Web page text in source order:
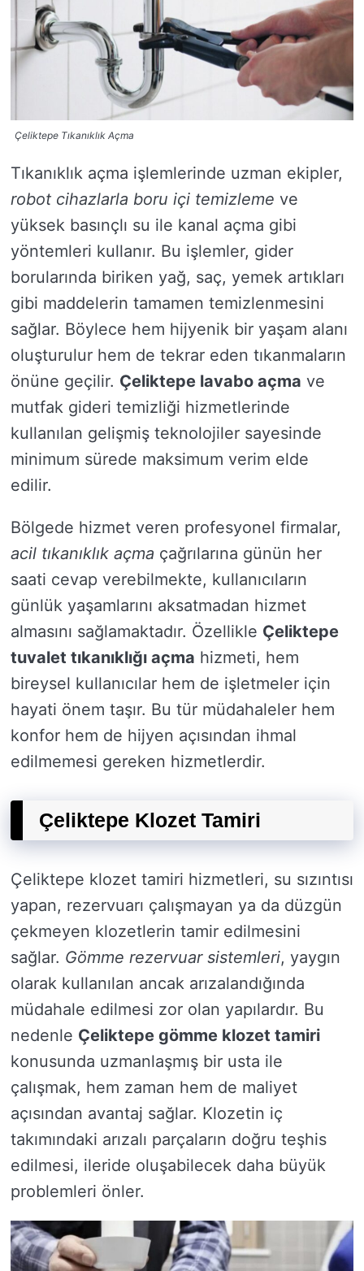
Çeliktepe Tıkanıklık Açma
Tıkanıklık açma işlemlerinde uzman ekipler,
robot cihazlarla boru içi temizleme ve
yüksek basınçlı su ile kanal açma gibi
yöntemleri kullanır. Bu işlemler, gider
borularında biriken yağ, saç, yemek artıkları
gibi maddelerin tamamen temizlenmesini
sağlar. Böylece hem hijyenik bir yaşam alanı
oluşturulur hem de tekrar eden tıkanmaların
önüne geçilir. Çeliktepe lavabo açma ve
mutfak gideri temizliği hizmetlerinde
kullanılan gelişmiş teknolojiler sayesinde
minimum sürede maksimum verim elde
edilir.
Bölgede hizmet veren profesyonel firmalar,
acil tıkanıklık açma çağrılarına günün her
saati cevap verebilmekte, kullanıcıların
günlük yaşamlarını aksatmadan hizmet
almasını sağlamaktadır. Özellikle Çeliktepe
tuvalet tıkanıklığı açma hizmeti, hem
bireysel kullanıcılar hem de işletmeler için
hayati önem taşır. Bu tür müdahaleler hem
konfor hem de hijyen açısından ihmal
edilmemesi gereken hizmetlerdir.
Çeliktepe Klozet Tamiri
Çeliktepe klozet tamiri hizmetleri, su sızıntısı
yapan, rezervuarı çalışmayan ya da düzgün
çekmeyen klozetlerin tamir edilmesini
sağlar. Gömme rezervuar sistemleri, yaygın
olarak kullanılan ancak arızalandığında
müdahale edilmesi zor olan yapılardır. Bu
nedenle Çeliktepe gömme klozet tamiri
konusunda uzmanlaşmış bir usta ile
çalışmak, hem zaman hem de maliyet
açısından avantaj sağlar. Klozetin iç
takımındaki arızalı parçaların doğru teşhis
edilmesi, ileride oluşabilecek daha büyük
problemleri önler.